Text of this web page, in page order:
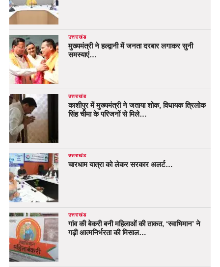
उत्तराखंड
मुख्यमंत्री ने हल्द्वानी में जनता दरबार लगाकर सुनी
समस्याएं…
उत्तराखंड
काशीपुर में मुख्यमंत्री ने जताया शोक, विधायक त्रिलोक
सिंह चीमा के परिजनों से मिले…
उत्तराखंड
चारधाम यात्रा को लेकर सरकार अलर्ट…
उत्तराखंड
गांव की बेकरी बनी महिलाओं की ताकत, ‘स्वाभिमान’ ने
गढ़ी आत्मनिर्भरता की मिसाल…